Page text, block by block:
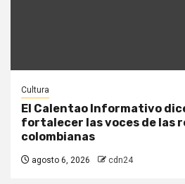
Cultura
El Calentao Informativo
fortalecer las voces de las
colombianas
agosto 6, 2026 cdn24